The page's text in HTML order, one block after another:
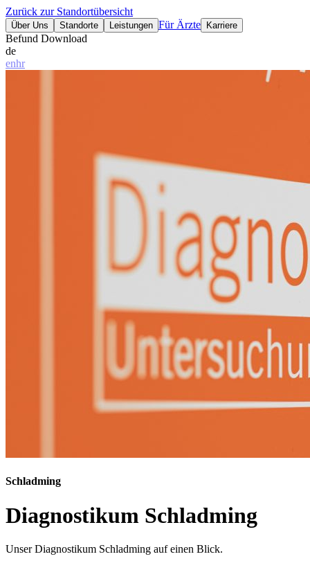
Zurück zur Standortübersicht
Über Uns Standorte Leistungen Für Ärzte Karriere
Befund Download
de
enhr
Schladming
Diagnostikum Schladming
Unser Diagnostikum Schladming auf einen Blick.